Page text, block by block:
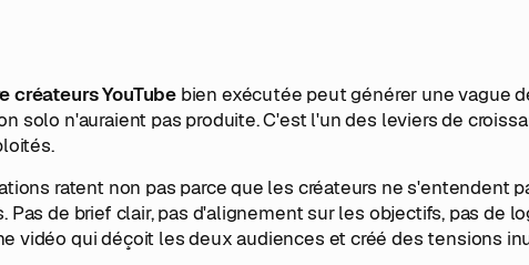
créateurs YouTubebien exécutée peut générer une vague
solo n'auraient pas produite. C'est l'un des leviers de
ratent non pas parce que les créateurs ne s'entendent
Pas de brief clair, pas d'alignement sur les objectifs, pas de
vidéo qui déçoit les deux audiences et créé des tensions